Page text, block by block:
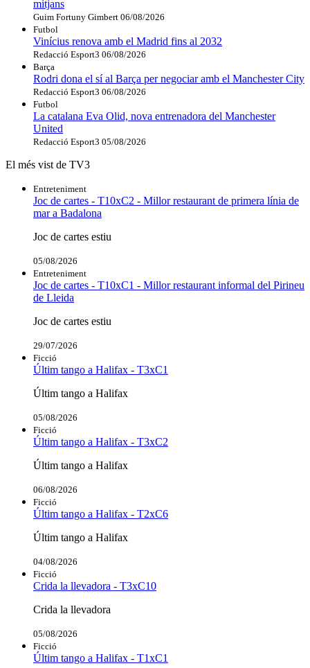
mitjans
Guim Fortuny Gimbert 06/08/2026
Futbol
Vinícius renova amb el Madrid fins al 2032
Redacció Esport3 06/08/2026
Barça
Rodri dona el sí al Barça per negociar amb el Manchester City
Redacció Esport3 06/08/2026
Futbol
La catalana Eva Olid, nova entrenadora del Manchester
United
Redacció Esport3 05/08/2026
El més vist de TV3
Entreteniment
Joc de cartes - T10xC2 - Millor restaurant de primera línia de
mar a Badalona
Joc de cartes estiu
05/08/2026
Entreteniment
Joc de cartes - T10xC1 - Millor restaurant informal del Pirineu
de Lleida
Joc de cartes estiu
29/07/2026
Ficció
Últim tango a Halifax - T3xC1
Últim tango a Halifax
05/08/2026
Ficció
Últim tango a Halifax - T3xC2
Últim tango a Halifax
06/08/2026
Ficció
Últim tango a Halifax - T2xC6
Últim tango a Halifax
04/08/2026
Ficció
Crida la llevadora - T3xC10
Crida la llevadora
05/08/2026
Ficció
Últim tango a Halifax - T1xC1